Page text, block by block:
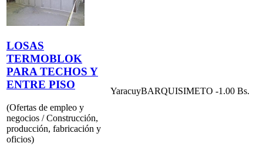
LOSAS
TERMOBLOK
PARA TECHOS Y
ENTRE PISO
(Ofertas de empleo y
negocios / Construcción,
producción, fabricación y
oficios)
YaracuyBARQUISIMETO -1.00 Bs.